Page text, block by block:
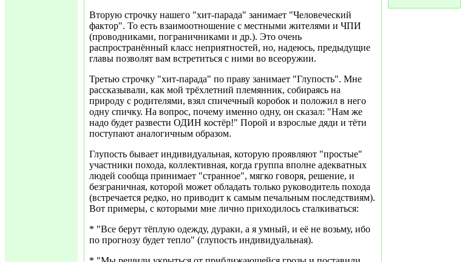
Вторую строчку нашего "хит-парада" занимает "Человеческий
фактор". То есть взаимоотношение с местными жителями и ЧПИ
(проводниками, пограничниками и др.). Это очень
распространённый класс неприятностей, но, надеюсь, предыдущие
главы позволят вам встретиться с ними во всеоружии.
Третью строчку "хит-парада" по праву занимает "Глупость". Мне
рассказывали, как мой трёхлетний племянник, собираясь на
природу с родителями, взял спичечный коробок и положил в него
одну спичку. На вопрос, почему именно одну, он сказал: "Нам же
надо будет развести ОДИН костёр!" Порой и взрослые дяди и тёти
поступают аналогичным образом.
Глупость бывает индивидуальная, которую проявляют "простые"
участники похода, коллективная, когда группа вполне адекватных
людей сообща принимает "странное", мягко говоря, решение, и
безграничная, которой может обладать только руководитель похода
(встречается редко, но приводит к самым печальным последствиям).
Вот примеры, с которыми мне лично приходилось сталкиваться:
* "Все берут тёплую одежду, дураки, а я умный, и её не возьму, ибо
по прогнозу будет тепло" (глупость индивидуальная).